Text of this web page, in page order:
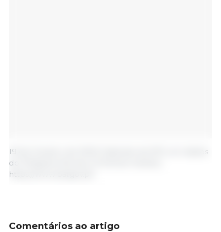
19 de Outubro de 2022/ Gabinete da 333 com dados
do Philippine Bureau of Animal Industry.
https://www.bai.gov.ph
Comentários ao artigo